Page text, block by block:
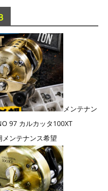
メンテナン
97 カルカッタ100XT
ンテナンス希望